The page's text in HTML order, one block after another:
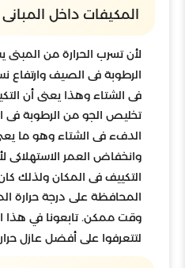
المكيفات داخل المبانى
لأن تسرب الحرارة من
الرطوبة فى الصيف وارتفاع
فى الشتاء وهذا يعنى أن
تخليص الجو من الرطوبة فى
الدفء فى الشتاء وهو ما
وانخفاض العمر الاستهلاكى
التكييف فى المكان ولذلك
المحافظة على درجة حرارة
وقت ممكن. تابعونا في
لتتعرفوا على أفضل عازل